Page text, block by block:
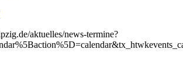
aktuelles/news-termine?